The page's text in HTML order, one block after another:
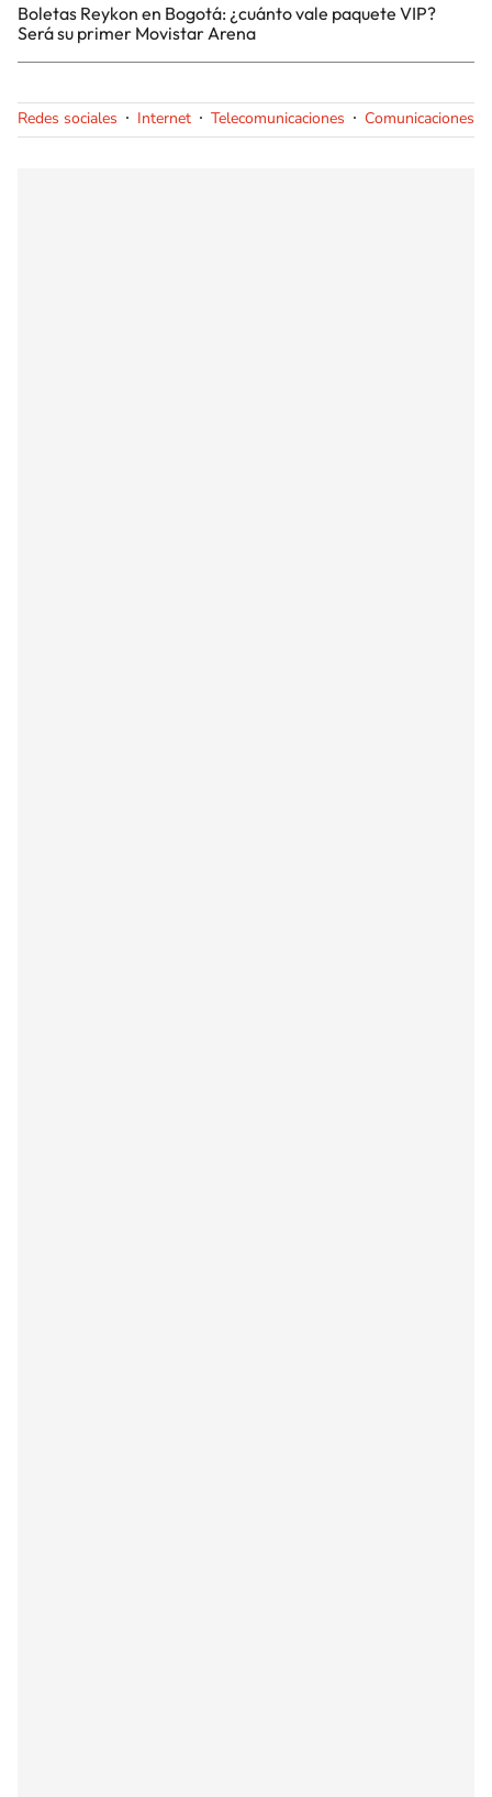
Boletas Reykon en Bogotá: ¿cuánto vale paquete VIP?
Será su primer Movistar Arena
Redes sociales Internet Telecomunicaciones Comunicaciones